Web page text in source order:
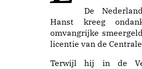
De
Hanst kreeg
omvangrijke
licentie van de
Terwijl hij in de